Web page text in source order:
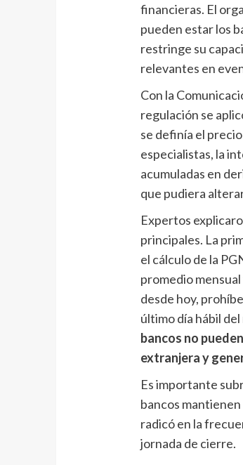
financieras. El
pueden estar los
restringe su
relevantes en
Con la
regulación se
se definía el
especialistas, la
acumuladas en
que pudiera
Expertos
principales. La
el cálculo de la
promedio
desde hoy,
último día hábil
bancos no
extranjera y
Es importante
bancos mantienen
radicó en la
jornada de cierre.